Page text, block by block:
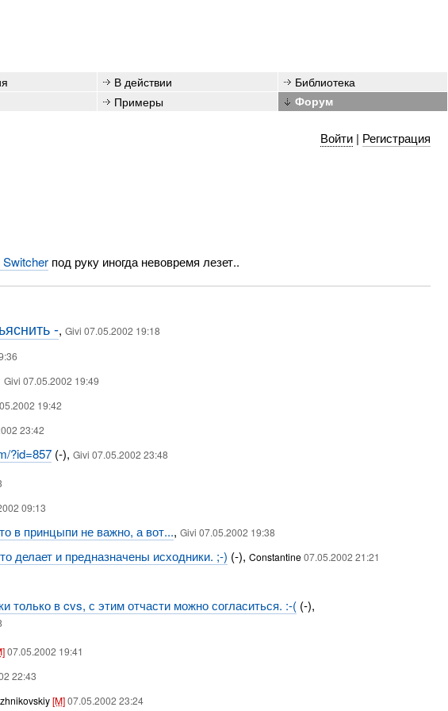
В действии
Библиотека
Примеры Форум
Войти| Регистрация
Switcherпод руку иногда невовремя лезет..
-, Givi 07.05.2002 19:18
Givi 07.05.2002 19:49
19:42
23:42
?id=857 (-),Givi 07.05.2002 23:48
09:13
в принцыпи не важно, а вот...,Givi 07.05.2002 19:38
делает и предназначены исходники. ;-) (-), Constantine07.05.2002 21:21
только в cvs, с этим отчасти можно согласиться. :-( (-),
07.05.2002 19:41
22:43
[M] 07.05.2002 23:24